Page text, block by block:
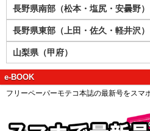
長野県南部（松本・塩尻・安曇野）
長野県東部（上田・佐久・軽井沢）
山梨県（甲府）
e-BOOK
フリーペーパーモテコ本誌の最新号をスマ